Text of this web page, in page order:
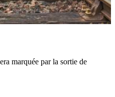
marquée par la sortie de